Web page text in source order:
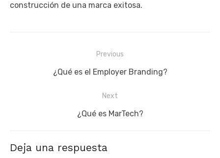
construcción de una marca exitosa.
Previous
Previous
¿Qué es el Employer Branding?
Next
Next
¿Qué es MarTech?
Deja una respuesta